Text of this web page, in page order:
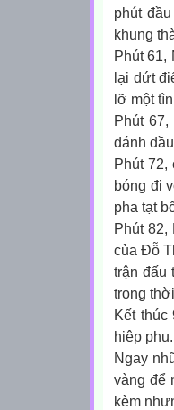
phút
khung
Phút 61,
lại dứt
lỡ một
Phút
đánh
Phút 72,
bóng đi
pha tạt
Phút 82,
của Đỗ
trận đấu
trong
Kết thúc
hiệp phụ.
Ngay
vàng để
kèm